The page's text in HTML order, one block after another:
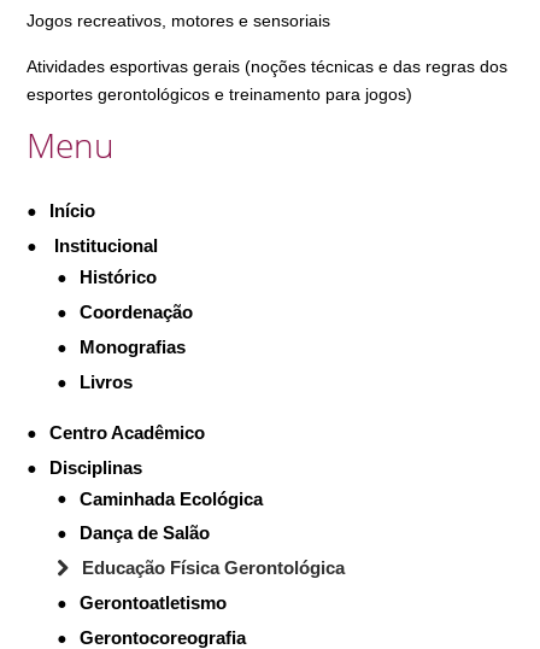
Jogos recreativos, motores e sensoriais
Atividades esportivas gerais (noções técnicas e das regras dos
esportes gerontológicos e treinamento para jogos)
Menu
Início
Institucional
Histórico
Coordenação
Monografias
Livros
Centro Acadêmico
Disciplinas
Caminhada Ecológica
Dança de Salão
Educação Física Gerontológica
Gerontoatletismo
Gerontocoreografia